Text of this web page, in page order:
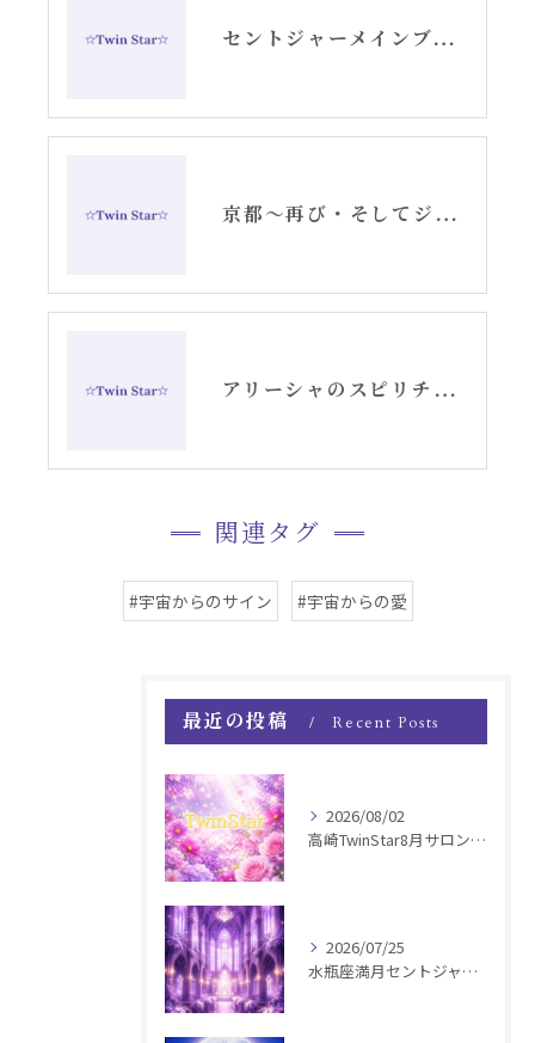
セントジャーメインブレッシングカード発売イベント最終日レポート②
京都〜再び・そしてジャーメインGSVFを拡げて参りました〜
アリーシャのスピリチュアルひとり旅・後半〜記事まとめ〜
関連タグ
#宇宙からのサイン #宇宙からの愛
最近の投稿 Recent Posts
2026/08/02
高崎TwinStar8月サロンお知らせ
2026/07/25
水瓶座満月セントジャーメインGSVF遠隔お知らせ